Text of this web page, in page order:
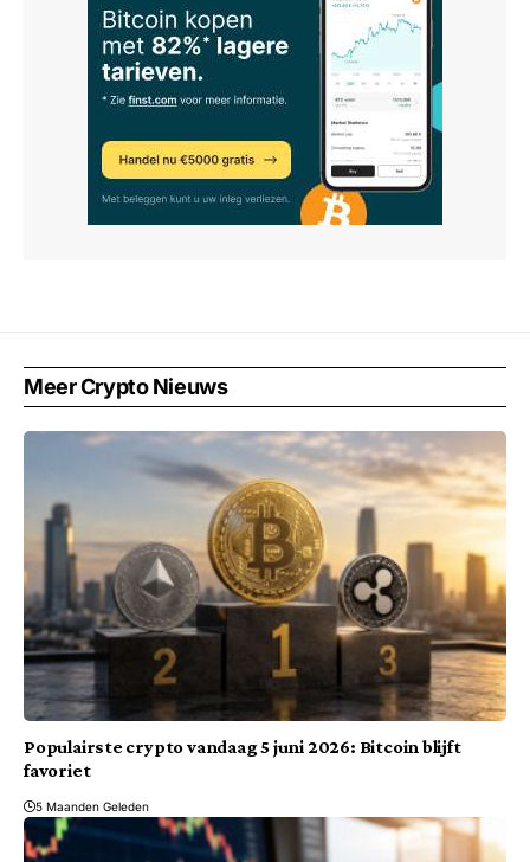
Meer Crypto Nieuws
Populairste crypto vandaag 5 juni 2026: Bitcoin blijft
favoriet
5 Maanden Geleden